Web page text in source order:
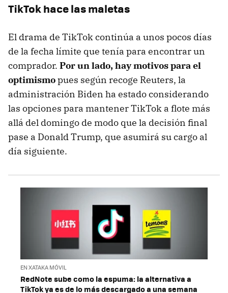
TikTok hace las maletas
El drama de TikTok continúa a unos pocos días
de la fecha límite que tenía para encontrar un
comprador. Por un lado, hay motivos para el
optimismopues según recoge Reuters, la
administración Biden ha estado considerando
las opciones para mantener TikTok a flote más
allá del domingo de modo que la decisión final
pase a Donald Trump, que asumirá su cargo al
día siguiente.
EN XATAKA MÓVIL
RedNote sube como la espuma: la alternativa a
TikTok ya es de lo más descargado a una semana